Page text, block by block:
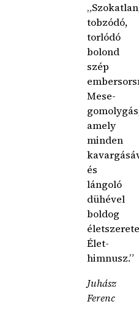
tobzódó,
torlódó
bolond
szép
Mese-
amely
minden
és
lángoló
dühével
boldog
Élet-
himnusz.”
Juhász
Ferenc